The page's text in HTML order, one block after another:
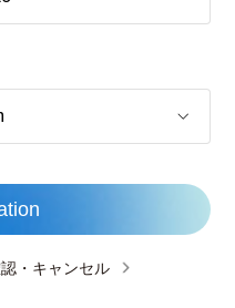
・キャンセル